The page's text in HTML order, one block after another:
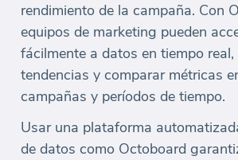
rendimiento de la campaña. Con
equipos de marketing pueden
fácilmente a datos en tiempo
tendencias y comparar métricas
campañas y períodos de tiempo.
Usar una plataforma
de datos como Octoboard